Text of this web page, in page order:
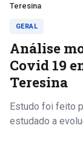
Teresina
GERAL
Análise
Covid 19
Teresina
Estudo foi feito
estudado a